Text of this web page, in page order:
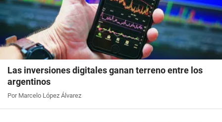
Las inversiones digitales ganan terreno entre los
argentinos
Por Marcelo López Álvarez